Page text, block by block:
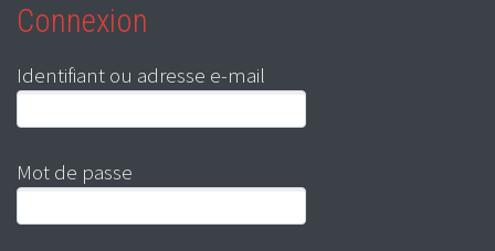
Connexion
Identifiant ou adresse e-mail
Mot de passe